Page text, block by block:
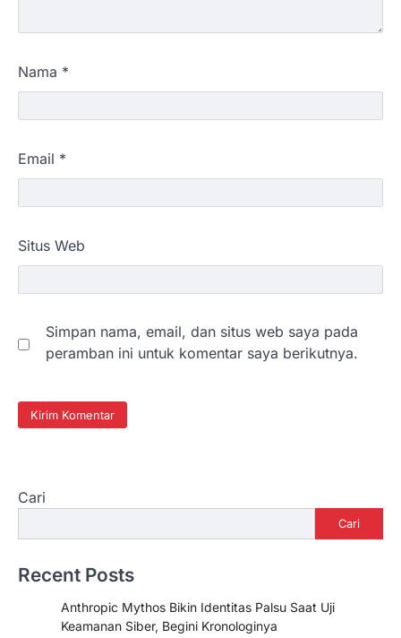
Nama *
Email *
Situs Web
Simpan nama, email, dan situs web saya pada
peramban ini untuk komentar saya berikutnya.
Cari
Cari
Recent Posts
Anthropic Mythos Bikin Identitas Palsu Saat Uji
Keamanan Siber, Begini Kronologinya